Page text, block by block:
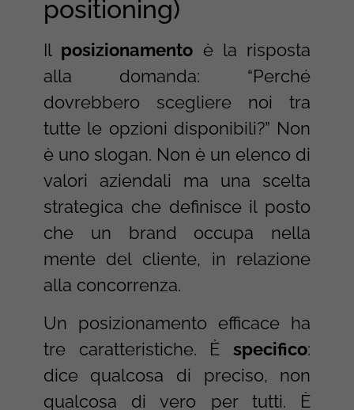
positioning)
Il posizionamento è la risposta
alla domanda: “Perché
dovrebbero scegliere noi tra
tutte le opzioni disponibili?” Non
è uno slogan. Non è un elenco di
valori aziendali ma una scelta
strategica che definisce il posto
che un brand occupa nella
mente del cliente, in relazione
alla concorrenza.
Un posizionamento efficace ha
tre caratteristiche. È specifico:
dice qualcosa di preciso, non
qualcosa di vero per tutti. È